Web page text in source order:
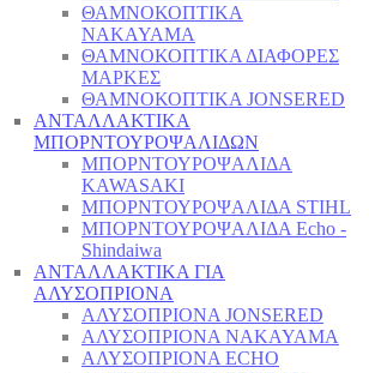
ΘΑΜΝΟΚΟΠΤΙΚΑ
NAKAYAMA
ΘΑΜΝΟΚΟΠΤΙΚΑ ΔΙΑΦΟΡΕΣ
ΜΑΡΚΕΣ
ΘΑΜΝΟΚΟΠΤΙΚΑ JONSERED
ΑΝΤΑΛΛΑΚΤΙΚΑ
ΜΠΟΡΝΤΟΥΡΟΨΑΛΙΔΩΝ
ΜΠΟΡΝΤΟΥΡΟΨΑΛΙΔΑ
KAWASAKI
ΜΠΟΡΝΤΟΥΡΟΨΑΛΙΔΑ STIHL
ΜΠΟΡΝΤΟΥΡΟΨΑΛΙΔΑ Echo -
Shindaiwa
ΑΝΤΑΛΛΑΚΤΙΚΑ ΓΙΑ
ΑΛΥΣΟΠΡΙΟΝΑ
ΑΛΥΣΟΠΡΙΟΝΑ JONSERED
ΑΛΥΣΟΠΡΙΟΝΑ NAKAYAMA
ΑΛΥΣΟΠΡΙΟΝΑ ECHO